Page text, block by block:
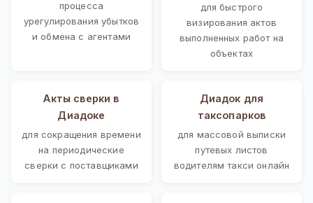
процесса
урегулирования убытков
и обмена с агентами
для быстрого
визирования актов
выполненных работ на
объектах
Акты сверки в
Диадоке
для сокращения времени
на периодические
сверки с поставщиками
Диадок для
таксопарков
для массовой выписки
путевых листов
водителям такси онлайн